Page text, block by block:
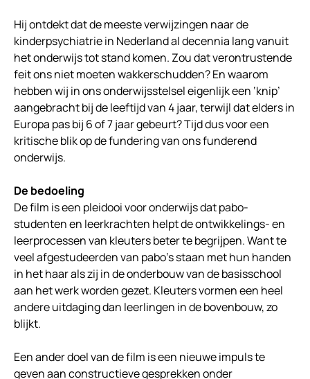
Hij ontdekt dat de meeste verwijzingen naar de
kinderpsychiatrie in Nederland al decennia lang vanuit
het onderwijs tot stand komen. Zou dat verontrustende
feit ons niet moeten wakkerschudden? En waarom
hebben wij in ons onderwijsstelsel eigenlijk een ‘knip’
aangebracht bij de leeftijd van 4 jaar, terwijl dat elders in
Europa pas bij 6 of 7 jaar gebeurt? Tijd dus voor een
kritische blik op de fundering van ons funderend
onderwijs.
De bedoeling
De film is een pleidooi voor onderwijs dat pabo-
studenten en leerkrachten helpt de ontwikkelings- en
leerprocessen van kleuters beter te begrijpen. Want te
veel afgestudeerden van pabo’s staan met hun handen
in het haar als zij in de onderbouw van de basisschool
aan het werk worden gezet. Kleuters vormen een heel
andere uitdaging dan leerlingen in de bovenbouw, zo
blijkt.
Een ander doel van de film is een nieuwe impuls te
geven aan constructieve gesprekken onder